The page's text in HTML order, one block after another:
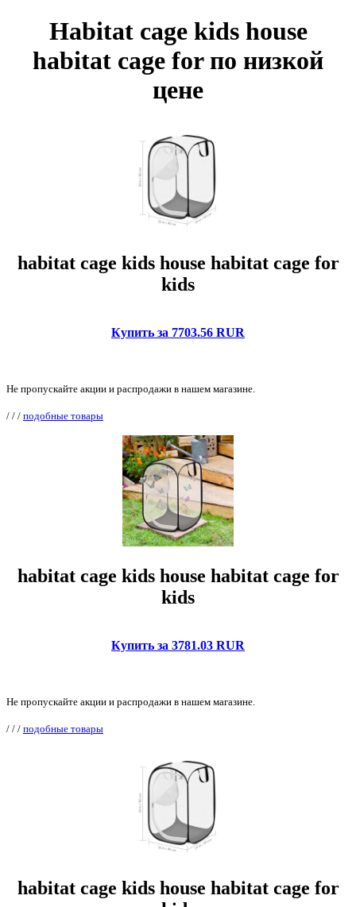
Habitat cage kids house
habitat cage for по низкой
цене
habitat cage kids house habitat cage for
kids
Купить за 7703.56 RUR
Не пропускайте акции и распродажи в нашем магазине.
/ / / подобные товары
habitat cage kids house habitat cage for
kids
Купить за 3781.03 RUR
Не пропускайте акции и распродажи в нашем магазине.
/ / / подобные товары
habitat cage kids house habitat cage for